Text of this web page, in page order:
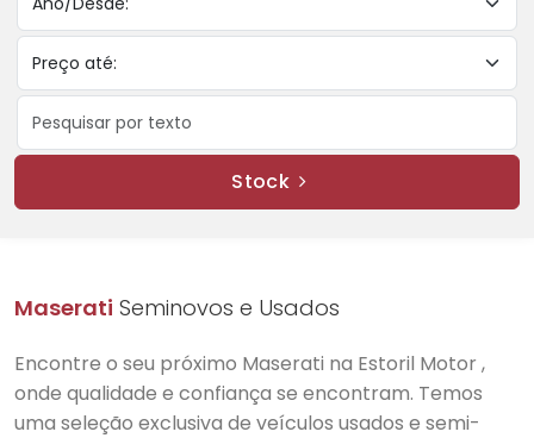
Stock
Maserati Seminovos e Usados
Encontre o seu próximo Maserati na Estoril Motor ,
onde qualidade e confiança se encontram. Temos
uma seleção exclusiva de veículos usados e semi-